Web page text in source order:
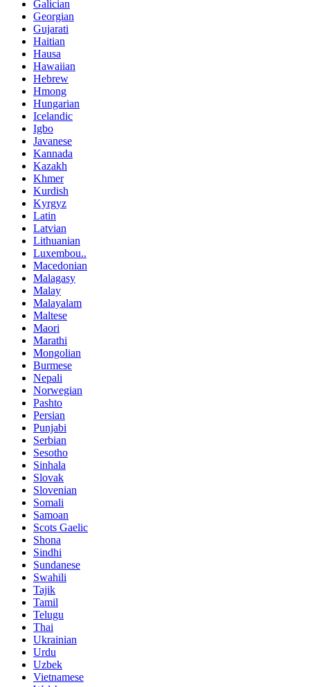
Galician
Georgian
Gujarati
Haitian
Hausa
Hawaiian
Hebrew
Hmong
Hungarian
Icelandic
Igbo
Javanese
Kannada
Kazakh
Khmer
Kurdish
Kyrgyz
Latin
Latvian
Lithuanian
Luxembou..
Macedonian
Malagasy
Malay
Malayalam
Maltese
Maori
Marathi
Mongolian
Burmese
Nepali
Norwegian
Pashto
Persian
Punjabi
Serbian
Sesotho
Sinhala
Slovak
Slovenian
Somali
Samoan
Scots Gaelic
Shona
Sindhi
Sundanese
Swahili
Tajik
Tamil
Telugu
Thai
Ukrainian
Urdu
Uzbek
Vietnamese